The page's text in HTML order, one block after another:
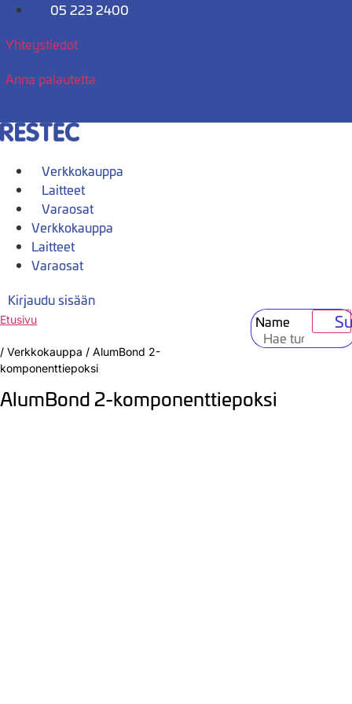
Mene
05 223 2400
Yhteystiedot
Anna palautetta
Verkkokauppa
Laitteet
Varaosat
Verkkokauppa
Laitteet
Varaosat
Kirjaudu sisään
Name
Etusivu
/ Verkkokauppa / AlumBond 2-
komponenttiepoksi
AlumBond 2-komponenttiepoksi